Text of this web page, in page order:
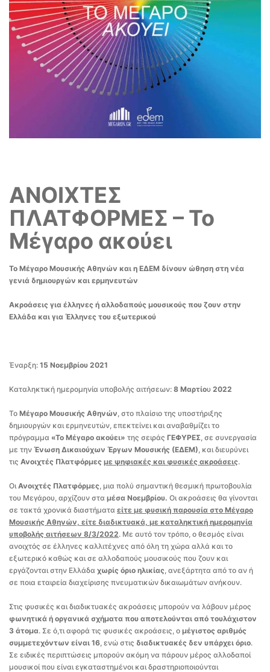
ΑΝΟΙΧΤΕΣ
ΠΛΑΤΦΟΡΜΕΣ – Το
Μέγαρο ακούει
Το Μέγαρο Μουσικής Αθηνών και η ΕΔΕΜ δίνουν ώθηση στη νέα
γενιά δημιουργών και ερμηνευτών
Ακροάσεις για έλληνες ή αλλοδαπούς μουσικούς που ζουν στην
Ελλάδα και για Έλληνες του εξωτερικού
Έναρξη: 15 Νοεμβρίου 2021
Καταληκτική ημερομηνία υποβολής αιτήσεων: 8 Μαρτίου 2022
Το Μέγαρο Μουσικής Αθηνών, στο πλαίσιο της υποστήριξης
δημιουργών και ερμηνευτών, επεκτείνει και αναβαθμίζει το
πρόγραμμα «Το Μέγαρο ακούει» της σειράς ΓΕΦΥΡΕΣ, σε συνεργασία
με την Ένωση Δικαιούχων Έργων Μουσικής (ΕΔΕΜ), και διευρύνει
τις Ανοιχτές Πλατφόρμες με ψηφιακές και φυσικές ακροάσεις.
ΟιΑνοιχτές Πλατφόρμες, μια πολύ σημαντική θεσμική πρωτοβουλία
του Μεγάρου, αρχίζουν στα μέσα Νοεμβρίου. Οι ακροάσεις θα γίνονται
σε τακτά χρονικά διαστήματα είτε με φυσική παρουσία στο Μέγαρο
Μουσικής Αθηνών, είτε διαδικτυακά, με καταληκτική ημερομηνία
υποβολής αιτήσεων 8/3/2022. Με αυτό τον τρόπο, ο θεσμός είναι
ανοιχτός σε έλληνες καλλιτέχνες από όλη τη χώρα αλλά και το
εξωτερικό καθώς και σε αλλοδαπούς μουσικούς που ζουν και
εργάζονται στην Ελλάδα χωρίς όριο ηλικίας, ανεξάρτητα από το αν ή
σε ποια εταιρεία διαχείρισης πνευματικών δικαιωμάτων ανήκουν.
Στις φυσικές και διαδικτυακές ακροάσεις μπορούν να λάβουν μέρος
φωνητικά ή οργανικά σχήματα που αποτελούνται από τουλάχιστον
3 άτομα. Σε ό,τι αφορά τις φυσικές ακροάσεις, ο μέγιστος αριθμός
συμμετεχόντων είναι 16, ενώ στις διαδικτυακές δεν υπάρχει όριο.
Σε ειδικές περιπτώσεις μπορούν ακόμη να πάρουν μέρος αλλοδαποί
μουσικοί που είναι εγκαταστημένοι και δραστηριοποιούνται